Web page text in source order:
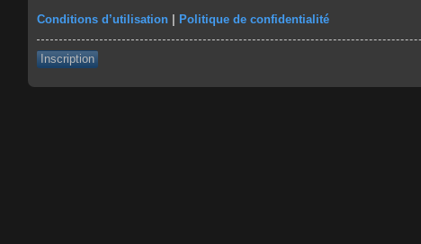
Conditions d’utilisation Politique de confidentialité
Inscription